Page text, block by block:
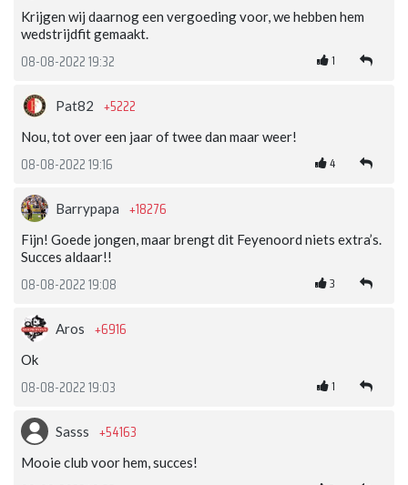
Krijgen wij daarnog een vergoeding voor, we hebben hem
wedstrijdfit gemaakt.
08-08-2022 19:32 1
Pat82 +5222
Nou, tot over een jaar of twee dan maar weer!
08-08-2022 19:16 4
Barrypapa +18276
Fijn! Goede jongen, maar brengt dit Feyenoord niets extra’s.
Succes aldaar!!
08-08-2022 19:08 3
Aros +6916
Ok
08-08-2022 19:03 1
Sasss +54163
Mooie club voor hem, succes!